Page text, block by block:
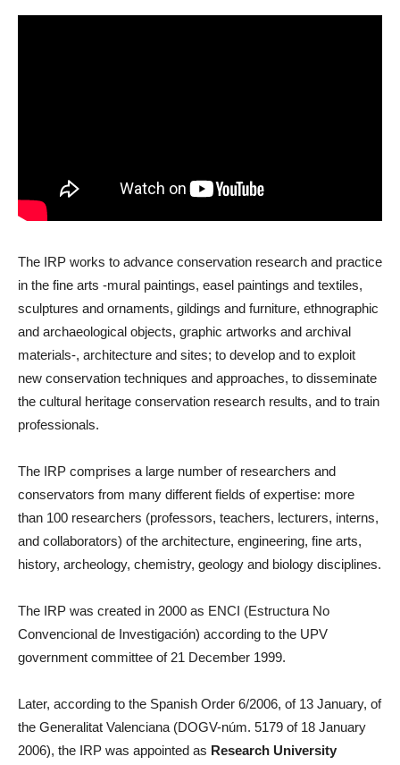
The IRP works to advance conservation research and practice
in the fine arts -mural paintings, easel paintings and textiles,
sculptures and ornaments, gildings and furniture, ethnographic
and archaeological objects, graphic artworks and archival
materials-, architecture and sites; to develop and to exploit
new conservation techniques and approaches, to disseminate
the cultural heritage conservation research results, and to train
professionals.
The IRP comprises a large number of researchers and
conservators from many different fields of expertise: more
than 100 researchers (professors, teachers, lecturers, interns,
and collaborators) of the architecture, engineering, fine arts,
history, archeology, chemistry, geology and biology disciplines.
The IRP was created in 2000 as ENCI (Estructura No
Convencional de Investigación) according to the UPV
government committee of 21 December 1999.
Later, according to the Spanish Order 6/2006, of 13 January, of
the Generalitat Valenciana (DOGV-núm. 5179 of 18 January
2006), the IRP was appointed as Research University